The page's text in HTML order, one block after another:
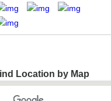
Location by Map